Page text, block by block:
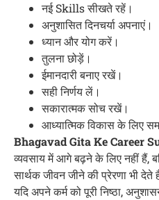
नई Skills सीखते रहें।
अनुशासित दिनचर्या अपनाएं।
ध्यान और योग करें।
तुलना छोड़ें।
ईमानदारी बनाए रखें।
सही निर्णय लें।
सकारात्मक सोच रखें।
आध्यात्मिक विकास के लिए
Bhagavad Gita Ke Career
व्यवसाय में आगे बढ़ने के लिए नहीं
सार्थक जीवन जीने की प्रेरणा भी
यदि अपने कर्म को पूरी निष्ठा,